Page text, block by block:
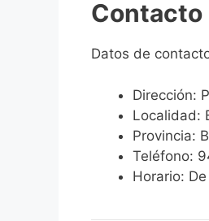
Contacto
Datos de
Dirección:
Localidad:
Provincia:
Teléfono:
Horario: